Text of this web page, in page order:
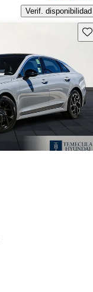
Verif. disponibilidad